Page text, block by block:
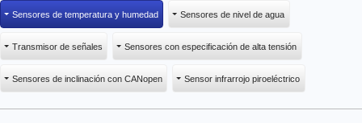
Sensores de temperatura y humedad Sensores de nivel de agua
Transmisor de señales Sensores con especificación de alta tensión
Sensores de inclinación con CANopen Sensor infrarrojo piroeléctrico